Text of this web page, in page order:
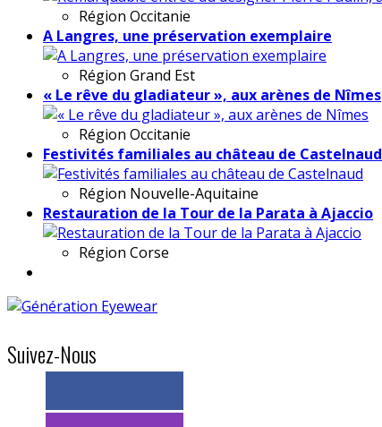
Région Occitanie
A Langres, une préservation exemplaire
Région Grand Est
« Le rêve du gladiateur », aux arènes de Nîmes
Région Occitanie
Festivités familiales au château de Castelnaud
Région Nouvelle-Aquitaine
Restauration de la Tour de la Parata à Ajaccio
Région Corse
Suivez-Nous
> 11k abonnés